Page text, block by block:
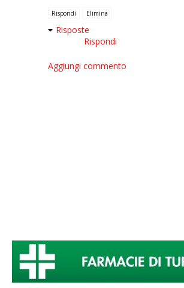
Rispondi Elimina
Risposte
Rispondi
Aggiungi commento